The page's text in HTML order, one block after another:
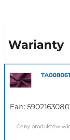
Warianty
Ean:
Ceny produktów